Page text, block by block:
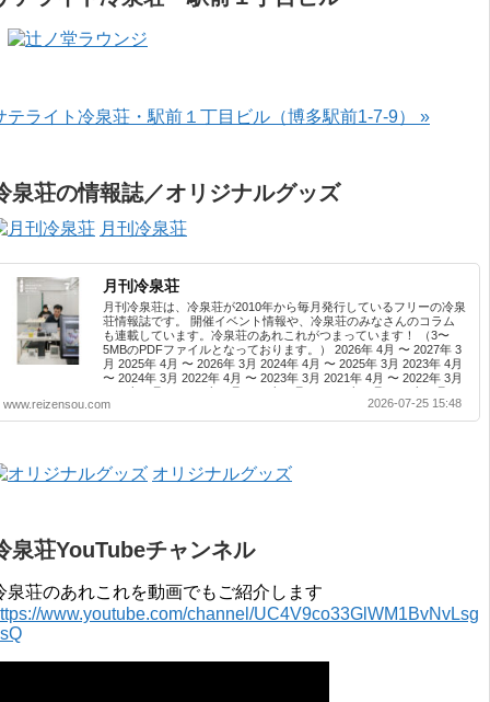
テライト冷泉荘・駅前１丁目ビル（博多駅前1-7-9） »
泉荘の情報誌／オリジナルグッズ
月刊冷泉荘
月刊冷泉荘
月刊冷泉荘は、冷泉荘が2010年から毎月発行しているフリーの冷泉
荘情報誌です。 開催イベント情報や、冷泉荘のみなさんのコラム
も連載しています。冷泉荘のあれこれがつまっています！ （3〜
5MBのPDFファイルとなっております。） 2026年 4月 〜 2027年 3
月 2025年 4月 〜 2026年 3月 2024年 4月 〜 2025年 3月 2023年 4月
〜 2024年 3月 2022年 4月 〜 2023年 3月 2021年 4月 〜 2022年 3月
2020年 4月 〜 2021年 3月 2019年 4月 〜 2020年 3月 2018年 4月 〜
2019年 3月 2017年 4月 〜 2018年 3月 2016年 4月 〜 2017年 3月
2015年 4月 〜 2016年 3月 2014年 4月 〜 2015年 3月 2013...
www.reizensou.com 2026-07-25 15:48
オリジナルグッズ
泉荘YouTubeチャンネル
泉荘のあれこれを動画でもご紹介します
www.youtube.com/channel/UC4V9co33GlWM1BvNvLsg